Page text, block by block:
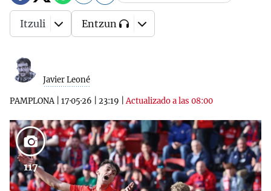
Javier Leoné
PAMPLONA| 17·05·26 23:19 |Actualizado a las 08:00
Itzuli Entzun
117